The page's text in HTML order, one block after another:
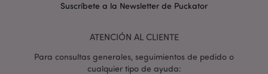
Suscríbete a la Newsletter de Puckator
ATENCIÓN AL CLIENTE
Para consultas generales, seguimientos de pedido o
cualquier tipo de ayuda:
mage-cache-storage-section-
invalidation
Adobe Inc.
Google.